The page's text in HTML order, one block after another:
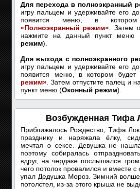
Для перехода в полноэкранный
игру пальцем и удерживайте его
появится меню, в
«Полноэкранный режим» . Затем
нажмите на данный пункт меню
режим).
Для выхода с полноэкранного
игру пальцем и удерживайте его
появится меню, в котором будет
режим» . Затем отпустите палец и
пункт меню (Оконный режим).
Возбужденная Тифа
Приближалось Рождество, Тифа
празднику и наряжала ёлку,
мечтая о сексе. Девушка не
поэтому собиралась
вдруг, на чердаке послышался
чего потолок провалился и вместе
упал Дедушка Мороз. Зимний
потолстел, из-за этого крыша не